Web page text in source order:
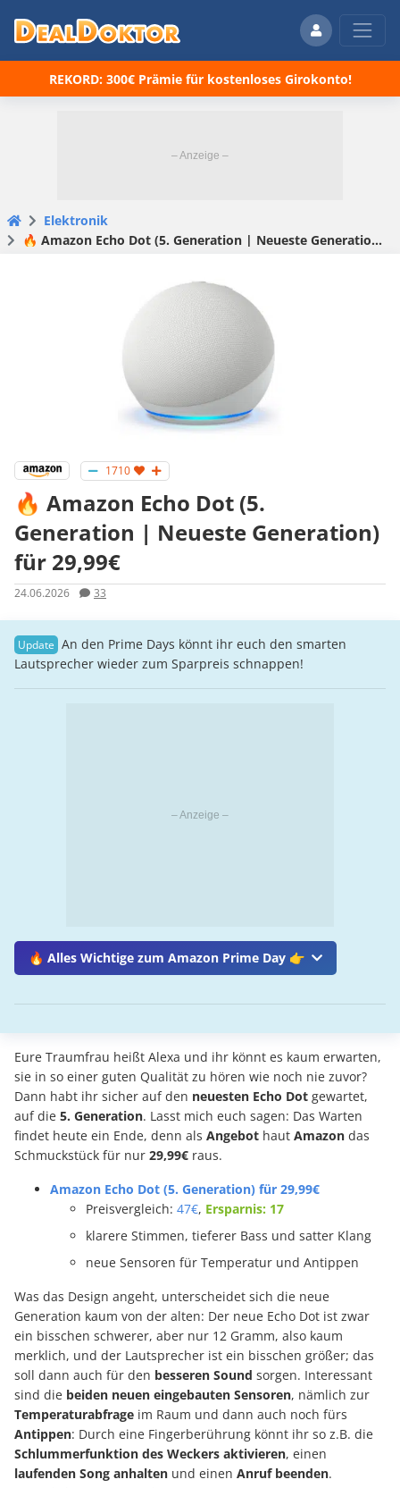
REKORD: 300€ Prämie für kostenloses Girokonto!
Elektronik
🔥 Amazon Echo Dot (5. Generation | Neueste Generation) für 29,99€
1710
🔥 Amazon Echo Dot (5.
Generation | Neueste Generation)
für 29,99€
24.06.2026 33
An den Prime Days könnt ihr euch den smarten
Lautsprecher wieder zum Sparpreis schnappen!
🔥 Alles Wichtige zum Amazon Prime Day 👉
Eure Traumfrau heißt Alexa und ihr könnt es kaum erwarten,
sie in so einer guten Qualität zu hören wie noch nie zuvor?
Dann habt ihr sicher auf den neuesten Echo Dot gewartet,
auf die 5. Generation. Lasst mich euch sagen: Das Warten
findet heute ein Ende, denn als Angebot haut Amazon das
Schmuckstück für nur 29,99€ raus.
Amazon Echo Dot (5. Generation) für 29,99€
Preisvergleich: 47€, Ersparnis: 17
klarere Stimmen, tieferer Bass und satter Klang
neue Sensoren für Temperatur und Antippen
Was das Design angeht, unterscheidet sich die neue
Generation kaum von der alten: Der neue Echo Dot ist zwar
ein bisschen schwerer, aber nur 12 Gramm, also kaum
merklich, und der Lautsprecher ist ein bisschen größer; das
soll dann auch für den besseren Sound sorgen. Interessant
sind die beiden neuen eingebauten Sensoren, nämlich zur
Temperaturabfrage im Raum und dann auch noch fürs
Antippen: Durch eine Fingerberührung könnt ihr so z.B. die
Schlummerfunktion des Weckers aktivieren, einen
laufenden Song anhalten und einen Anruf beenden.